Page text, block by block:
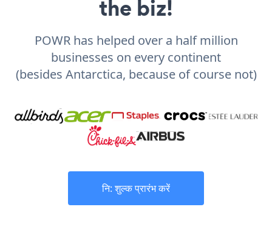
the biz!
POWR has helped over a half million
businesses on every continent
(besides Antarctica, because of course not)
नि: शुल्क प्रारंभ करें